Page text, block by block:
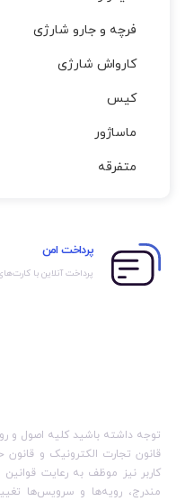
فرچه و جارو شارژی
کارواش شارژی
کیس
ماساژور
متفرقه
پرداخت امن
پرداخت آنلاین با
توجه داشته باشید کلیه اصول و
قانون تجارت الکترونیک و
کاربر نیز موظف به رعایت
مندرج، رویه‏‌ها و سرویس‏‌ها